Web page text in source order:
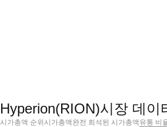
Hyperion(RION)시장 데이
시가총액 순위 시가총액 완전 희석된 시가총액 유통 비